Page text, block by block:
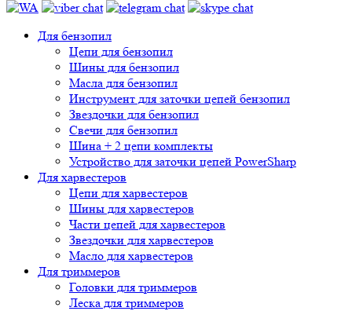
Для бензопил
Цепи для бензопил
Шины для бензопил
Масла для бензопил
Инструмент для заточки цепей бензопил
Звездочки для бензопил
Свечи для бензопил
Шина + 2 цепи комплекты
Устройство для заточки цепей PowerSharp
Для харвестеров
Цепи для харвестеров
Шины для харвестеров
Части цепей для харвестеров
Звездочки для харвестеров
Масло для харвестеров
Для триммеров
Головки для триммеров
Леска для триммеров